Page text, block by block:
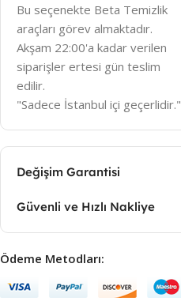
Bu seçenekte Beta Temizlik
araçları görev almaktadır.
Akşam 22:00'a kadar verilen
siparişler ertesi gün teslim
edilir.
"Sadece İstanbul içi geçerlidir."
Değişim Garantisi
Güvenli ve Hızlı Nakliye
Ödeme Metodları: